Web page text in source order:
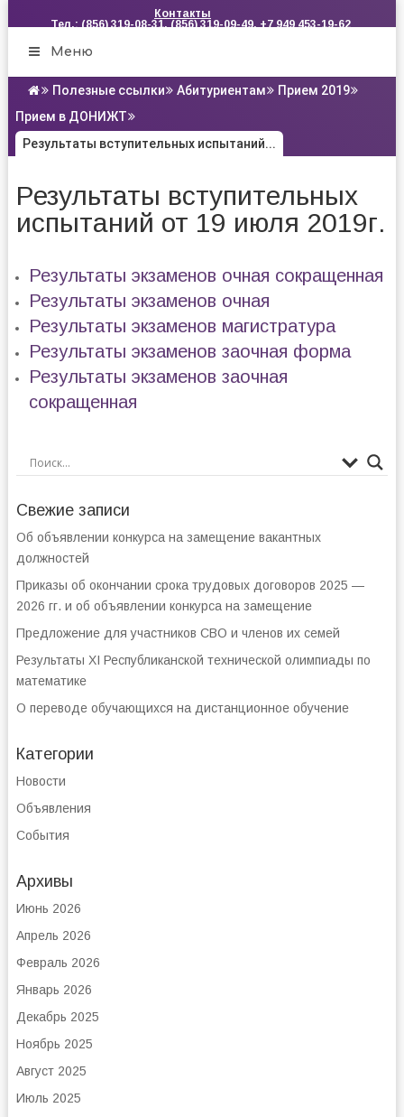
Контакты
Тел.: (856) 319-08-31, (856) 319-09-49, +7 949 453-19-62
Меню
Полезные ссылки Абитуриентам
Прием 2019
Прием в ДОНИЖТ
Результаты вступительных испытаний...
Результаты вступительных
испытаний от 19 июля 2019г.
Результаты экзаменов очная сокращенная
Результаты экзаменов очная
Результаты экзаменов магистратура
Результаты экзаменов заочная форма
Результаты экзаменов заочная
сокращенная
Свежие записи
Об объявлении конкурса на замещение вакантных
должностей
Приказы об окончании срока трудовых договоров 2025 —
2026 гг. и об объявлении конкурса на замещение
Предложение для участников СВО и членов их семей
Результаты XI Республиканской технической олимпиады по
математике
О переводе обучающихся на дистанционное обучение
Категории
Новости
Объявления
События
Архивы
Июнь 2026
Апрель 2026
Февраль 2026
Январь 2026
Декабрь 2025
Ноябрь 2025
Август 2025
Июль 2025